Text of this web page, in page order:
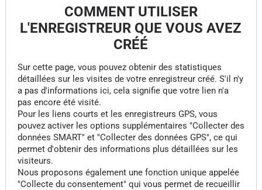
COMMENT UTILISER
L'ENREGISTREUR QUE VOUS AVEZ
CRÉÉ
Sur cette page, vous pouvez obtenir des statistiques
détaillées sur les visites de votre enregistreur créé. S'il n'y
a pas d'informations ici, cela signifie que votre lien n'a
pas encore été visité.
Pour les liens courts et les enregistreurs GPS, vous
pouvez activer les options supplémentaires "Collecter des
données SMART" et "Collecter des données GPS", ce qui
permet d'obtenir des informations plus détaillées sur les
visiteurs.
Nous proposons également une fonction unique appelée
"Collecte du consentement" qui vous permet de recueillir